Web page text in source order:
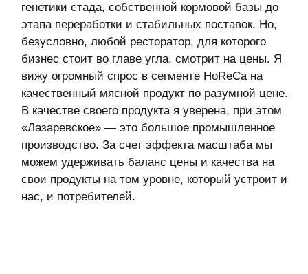
354053, россия, краснодарский край, г. сочи, ул.
фадеева, д. 5, кв. 22
инн 2320238493, огрн 1162366052705
8 800 700 93 20 (горячая линия) gastreet — international
restaurant show
ответственностью «сирокко»
оферта детского кемпа
«гастритик»
политика в отношении обработки
персональных данных «гастритик»
политика обработки персональных
данных
персональных данных
способы оплаты
написать в whatsapp